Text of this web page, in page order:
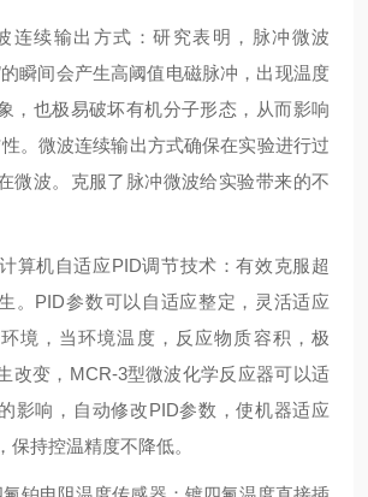
连续输出方式：研究表明，脉冲微波
的瞬间会产生高阈值电磁脉冲，出现温度
，也极易破坏有机分子形态，从而影响
。微波连续输出方式确保在实验进行过
微波。克服了脉冲微波给实验带来的不
算机自适应PID调节技术：有效克服超
。PID参数可以自适应整定，灵活适应
境，当环境温度，反应物质容积，极
改变，MCR-3型微波化学反应器可以适
影响，自动修改PID参数，使机器适应
保持控温精度不降低。